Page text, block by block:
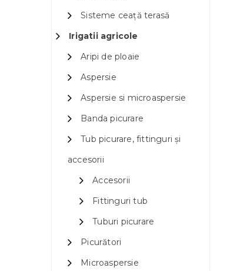
Sisteme ceață terasă
Irigatii agricole
Aripi de ploaie
Aspersie
Aspersie si microaspersie
Banda picurare
Tub picurare, fittinguri și
accesorii
Accesorii
Fittinguri tub
Tuburi picurare
Picurători
Microaspersie